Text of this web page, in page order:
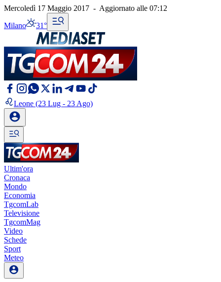
Mercoledì 17 Maggio 2017 - Aggiornato alle 07:12
Milano 31°
Leone (23 Lug - 23 Ago)
Ultim'ora
Cronaca
Mondo
Economia
TgcomLab
Televisione
TgcomMag
Video
Schede
Sport
Meteo